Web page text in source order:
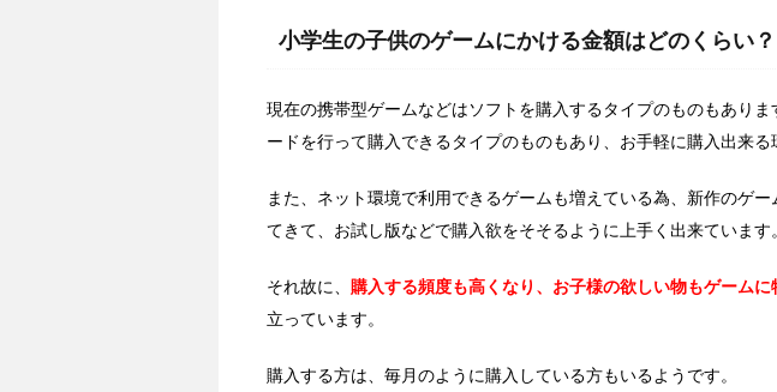
小学生の子供のゲームにかける金額はどのくらい？
現在の携帯型ゲームなどはソフトを購入するタイプのものもありま
ードを行って購入できるタイプのものもあり、お手軽に購入出来る
また、ネット環境で利用できるゲームも増えている為、新作のゲ
てきて、お試し版などで購入欲をそそるように上手く出来ています。
それ故に、 購入する頻度も高くなり、お子様の欲しい物もゲーム
立っています。
購入する方は、毎月のように購入している方もいるようです。